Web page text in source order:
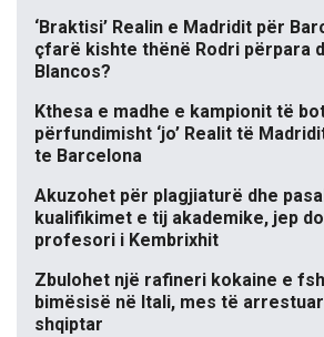
‘Braktisi’ Realin e Madridit për
çfarë kishte thënë Rodri përpara
Blancos?
Kthesa e madhe e kampionit të
përfundimisht ‘jo’ Realit të
te Barcelona
Akuzohet për plagjiaturë dhe
kualifikimet e tij akademike, jep
profesori i Kembrixhit
Zbulohet një rafineri kokaine e
bimësisë në Itali, mes të
shqiptar